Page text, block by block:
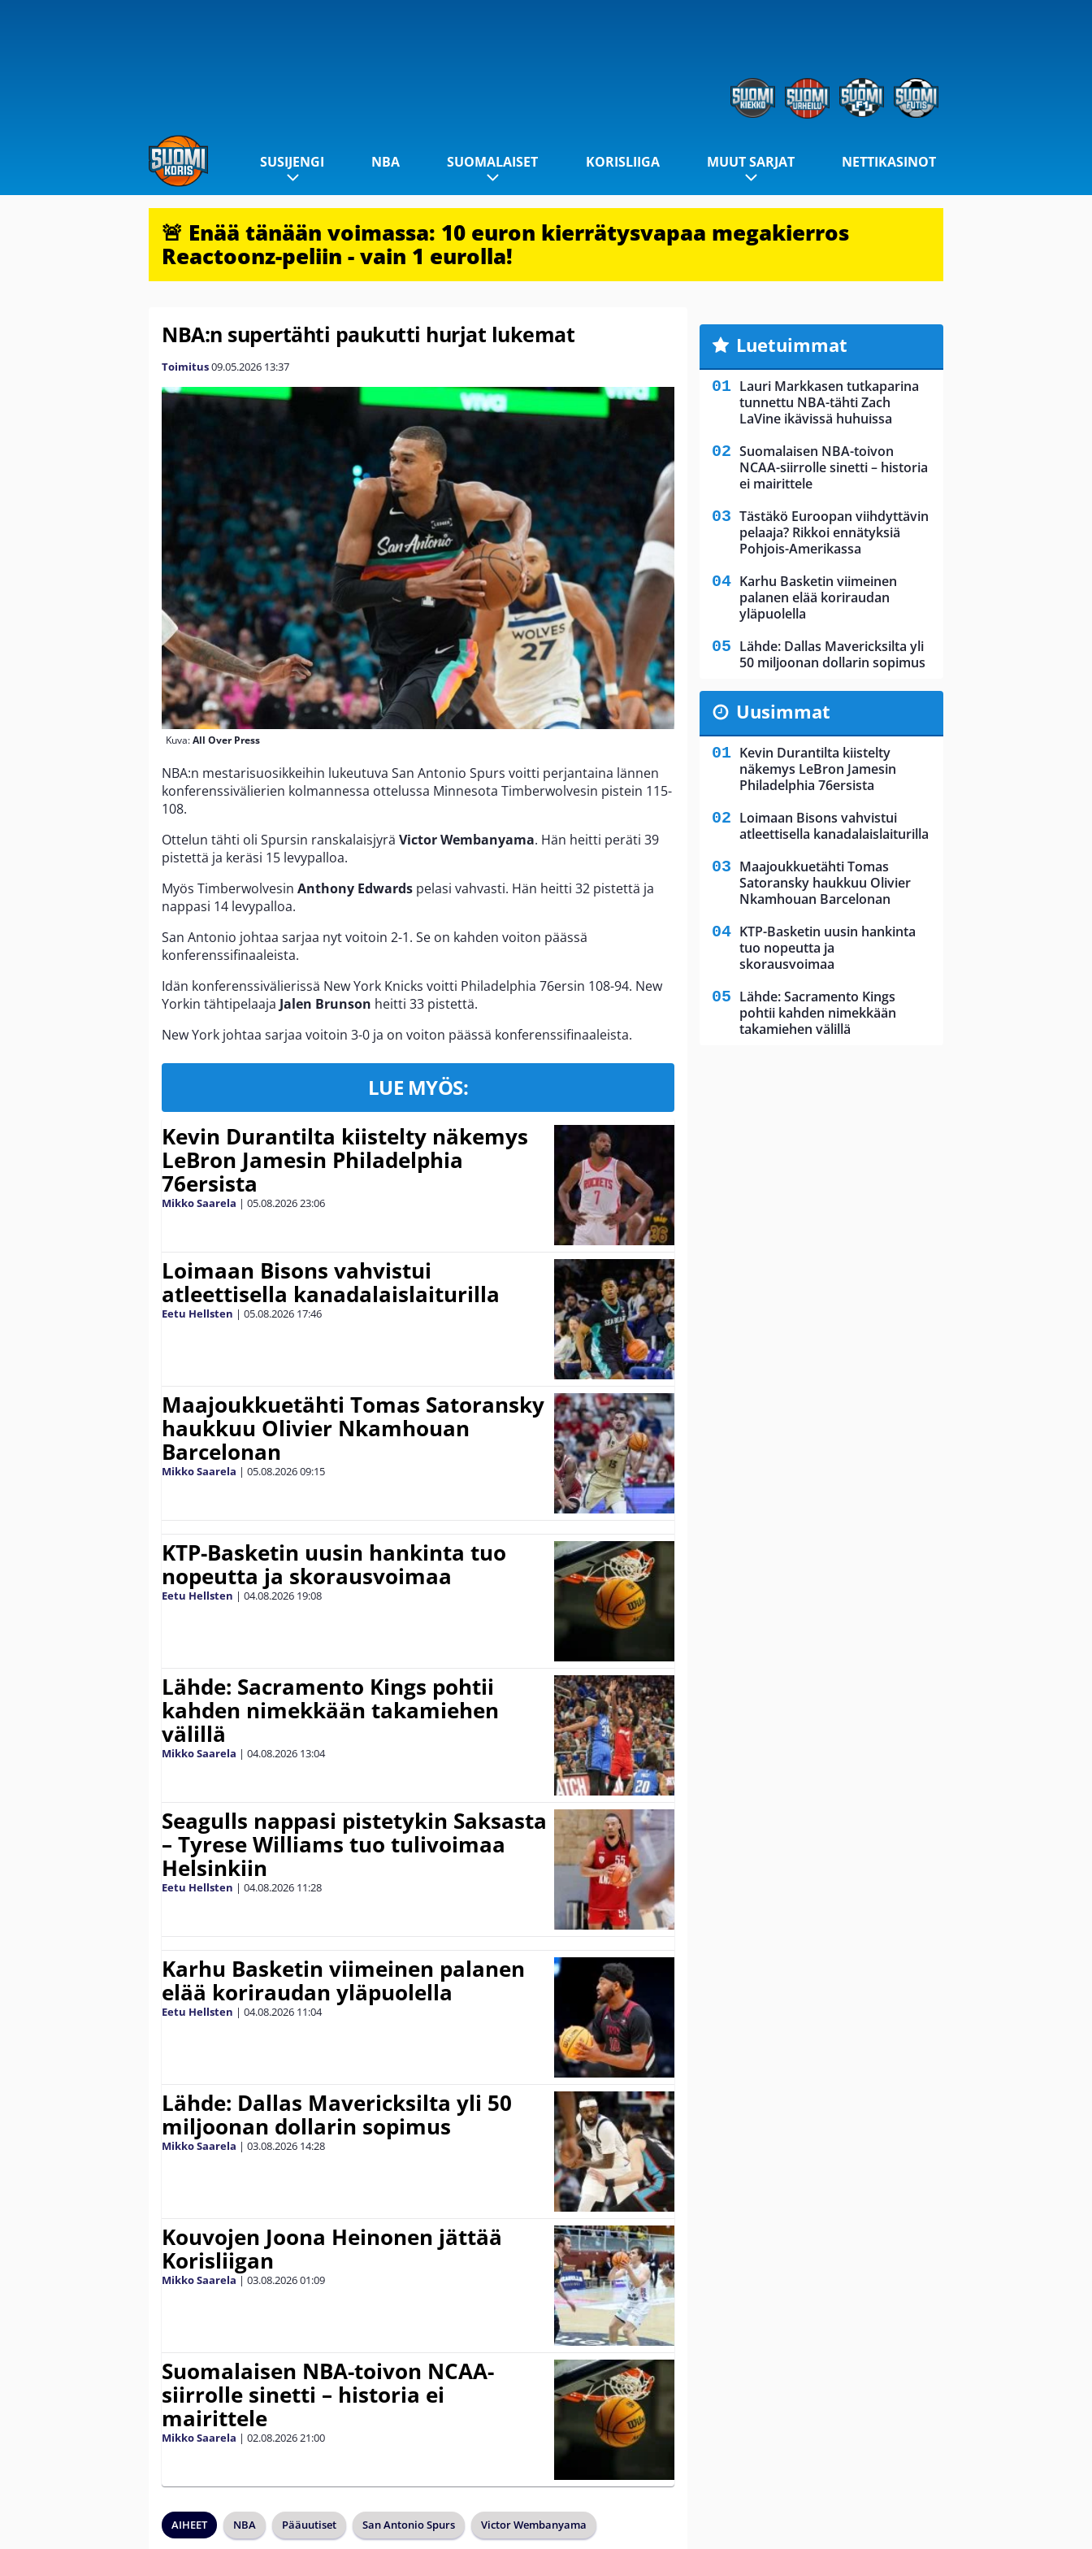
SUSIJENGI NBA SUOMALAISET KORISLIIGA MUUT SARJAT NETTIKASINOT
🚨 Enää tänään voimassa: 10 euron kierrätysvapaa megakierros
Reactoonz-peliin - vain 1 eurolla!
NBA:n supertähti paukutti hurjat lukemat
Toimitus09.05.2026 13:37
Kuva:All Over Press
NBA:n mestarisuosikkeihin lukeutuva San Antonio Spurs voitti perjantaina lännen
konferenssivälierien kolmannessa ottelussa Minnesota Timberwolvesin pistein 115-
108.
Ottelun tähti oli Spursin ranskalaisjyrä Victor Wembanyama. Hän heitti peräti 39
pistettä ja keräsi 15 levypalloa.
Myös Timberwolvesin Anthony Edwards pelasi vahvasti. Hän heitti 32 pistettä ja
nappasi 14 levypalloa.
San Antonio johtaa sarjaa nyt voitoin 2-1. Se on kahden voiton päässä
konferenssifinaaleista.
Idän konferenssivälierissä New York Knicks voitti Philadelphia 76ersin 108-94. New
Yorkin tähtipelaaja Jalen Brunson heitti 33 pistettä.
New York johtaa sarjaa voitoin 3-0 ja on voiton päässä konferenssifinaaleista.
LUE MYÖS:
Kevin Durantilta kiistelty näkemys
LeBron Jamesin Philadelphia
76ersista
Mikko Saarela | 05.08.202623:06
Loimaan Bisons vahvistui
atleettisella kanadalaislaiturilla
Eetu Hellsten | 05.08.2026 17:46
Maajoukkuetähti Tomas Satoransky
haukkuu Olivier Nkamhouan
Barcelonan
Mikko Saarela | 05.08.202609:15
KTP-Basketin uusin hankinta tuo
nopeutta ja skorausvoimaa
Eetu Hellsten | 04.08.2026 19:08
Lähde: Sacramento Kings pohtii
kahden nimekkään takamiehen
välillä
Mikko Saarela | 04.08.2026 13:04
Seagulls nappasi pistetykin Saksasta
– Tyrese Williams tuo tulivoimaa
Helsinkiin
Eetu Hellsten | 04.08.2026 11:28
Karhu Basketin viimeinen palanen
elää koriraudan yläpuolella
Eetu Hellsten | 04.08.2026 11:04
Lähde: Dallas Mavericksilta yli 50
miljoonan dollarin sopimus
Mikko Saarela | 03.08.2026 14:28
Kouvojen Joona Heinonen jättää
Korisliigan
Mikko Saarela | 03.08.202601:09
Suomalaisen NBA-toivon NCAA-
siirrolle sinetti – historia ei
mairittele
Mikko Saarela | 02.08.202621:00
AIHEET NBA Pääuutiset San Antonio Spurs Victor Wembanyama
Luetuimmat
Lauri Markkasen tutkaparina
tunnettu NBA-tähti Zach
LaVine ikävissä huhuissa
Suomalaisen NBA-toivon
NCAA-siirrolle sinetti – historia
ei mairittele
Tästäkö Euroopan viihdyttävin
pelaaja? Rikkoi ennätyksiä
Pohjois-Amerikassa
Karhu Basketin viimeinen
palanen elää koriraudan
yläpuolella
Lähde: Dallas Mavericksilta yli
50 miljoonan dollarin sopimus
Uusimmat
Kevin Durantilta kiistelty
näkemys LeBron Jamesin
Philadelphia 76ersista
Loimaan Bisons vahvistui
atleettisella kanadalaislaiturilla
Maajoukkuetähti Tomas
Satoransky haukkuu Olivier
Nkamhouan Barcelonan
KTP-Basketin uusin hankinta
tuo nopeutta ja
skorausvoimaa
Lähde: Sacramento Kings
pohtii kahden nimekkään
takamiehen välillä